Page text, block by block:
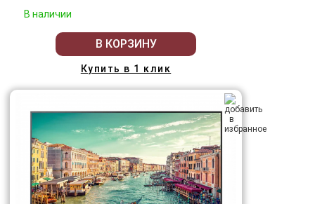
В наличии
В КОРЗИНУ
Купить в 1 клик